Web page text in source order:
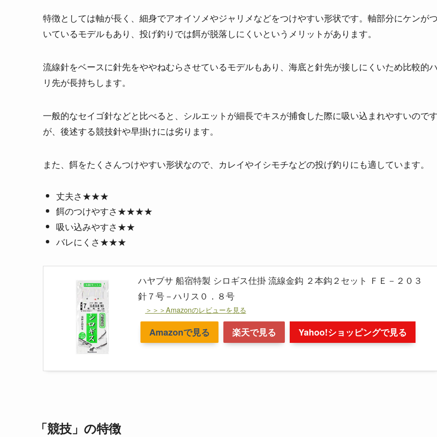
特徴としては軸が長く、細身でアオイソメやジャリメなどをつけやすい形状です。軸部分にケンがつ
いているモデルもあり、投げ釣りでは餌が脱落しにくいというメリットがあります。
流線針をベースに針先をややねむらさせているモデルもあり、海底と針先が接しにくいため比較的ハ
リ先が長持ちします。
一般的なセイゴ針などと比べると、シルエットが細長でキスが捕食した際に吸い込まれやすいのです
が、後述する競技針や早掛けには劣ります。
また、餌をたくさんつけやすい形状なので、カレイやイシモチなどの投げ釣りにも適しています。
丈夫さ★★★
餌のつけやすさ★★★★
吸い込みやすさ★★
バレにくさ★★★
ハヤブサ 船宿特製 シロギス仕掛 流線金鈎 ２本鈎２セット ＦＥ－２０３
針７号－ハリス０．８号
＞＞＞Amazonのレビューを見る
Amazonで見る 楽天で見る Yahoo!ショッピングで見る
「競技」の特徴